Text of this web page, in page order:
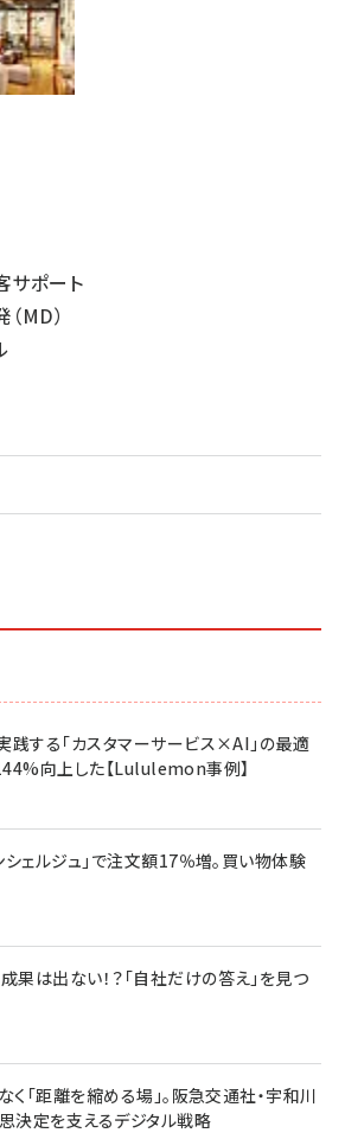
サポート
MD）
践する「カスタマーサービス×AI」の最適
向上した【Lululemon事例】
シェルジュ」で注文額17％増。買い物体験
果は出ない！？「自社だけの答え」を見つ
く「距離を縮める場」。阪急交通社・宇和川
決定を支えるデジタル戦略